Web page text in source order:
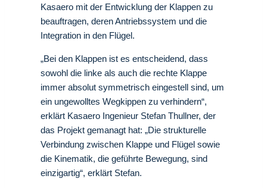
Kasaero mit der Entwicklung der Klappen zu
beauftragen, deren Antriebssystem und die
Integration in den Flügel.
„Bei den Klappen ist es entscheidend, dass
sowohl die linke als auch die rechte Klappe
immer absolut symmetrisch eingestell sind, um
ein ungewolltes Wegkippen zu verhindern“,
erklärt Kasaero Ingenieur Stefan Thullner, der
das Projekt gemanagt hat: „Die strukturelle
Verbindung zwischen Klappe und Flügel sowie
die Kinematik, die geführte Bewegung, sind
einzigartig“, erklärt Stefan.